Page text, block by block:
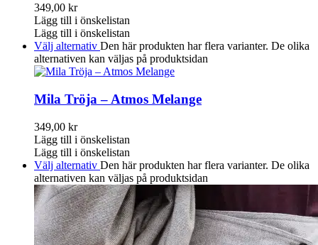
349,00 kr
Lägg till i önskelistan
Lägg till i önskelistan
Välj alternativ Den här produkten har flera varianter. De olika
alternativen kan väljas på produktsidan
Mila Tröja – Atmos Melange
349,00 kr
Lägg till i önskelistan
Lägg till i önskelistan
Välj alternativ Den här produkten har flera varianter. De olika
alternativen kan väljas på produktsidan